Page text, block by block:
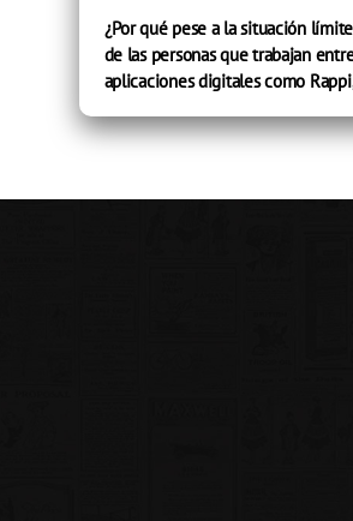
¿Por qué pese a la situación
de las personas que trabajan
aplicaciones digitales como